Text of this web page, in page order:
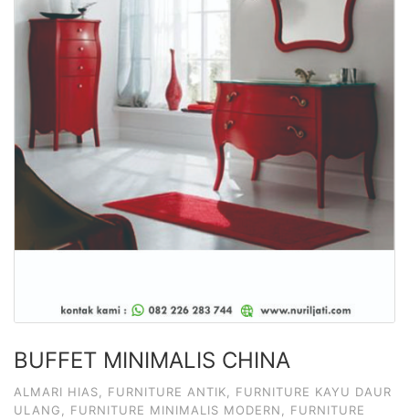
BUFFET MINIMALIS CHINA
ALMARI HIAS, FURNITURE ANTIK, FURNITURE KAYU DAUR
ULANG, FURNITURE MINIMALIS MODERN, FURNITURE